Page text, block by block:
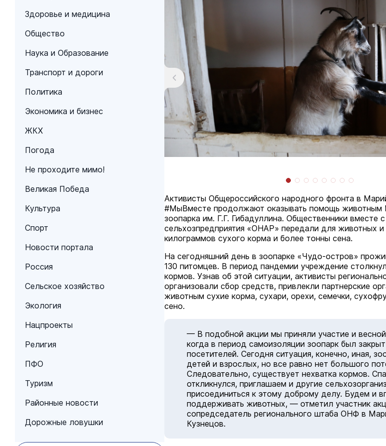
Здоровье и медицина
Общество
Наука и Образование
Транспорт и дороги
Политика
Экономика и бизнес
ЖКХ
Погода
Не проходите мимо!
Великая Победа
Культура
Спорт
Новости портала
Россия
Сельское хозяйство
Экология
Нацпроекты
Религия
ПФО
Туризм
Районные новости
Дорожные ловушки
Активисты Общероссийского народного фронта в
#МыВместе продолжают оказывать помощь животным
зоопарка им. Г.Г. Гибадуллина. Общественники вместе
сельхозпредприятия «ОНАР» передали для животных
килограммов сухого корма и более тонны сена.
На сегодняшний день в зоопарке «Чудо-остров»
130 питомцев. В период пандемии учреждение
кормов. Узнав об этой ситуации, активисты
организовали сбор средств, привлекли партнерские
животным сухие корма, сухари, орехи, семечки,
сено.
— В подобной акции мы приняли участие и
когда в период самоизоляции зоопарк был
посетителей. Сегодня ситуация, конечно, иная,
детей и взрослых, но все равно нет большого
Следовательно, существует нехватка кормов.
откликнулся, приглашаем и другие
присоединиться к этому доброму делу. Будем и
поддерживать животных, — отметил участник
сопредседатель регионального штаба ОНФ в
Кузнецов.